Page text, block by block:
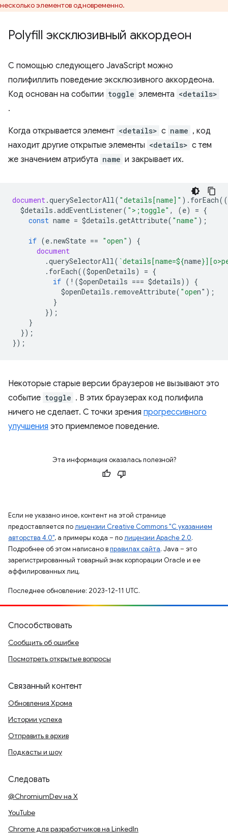
несколько элементов одновременно.
Polyfill эксклюзивный аккордеон
С помощью следующего JavaScript можно
полифиллить поведение эксклюзивного аккордеона.
Код основан на событии toggle элемента <details>
.
Когда открывается элемент <details> с name , код
находит другие открытые элементы <details> с тем
же значением атрибута name и закрывает их.
document.querySelectorAll( "details[name]" ). forEach((
$details .addEventListener( ">;toggle" , (e) = {
const name = $details .getAttribute( "name" );
if (e.newState == "open" )
{
document
.querySelectorAll( `details[name=${name}
. forEach(($openDetails) = {
if ( ! ($openDetails === $details))
{
$openDetails . removeAttribute( "open" );
}
});
}
});
});
Некоторые старые версии браузеров не вызывают это
событие toggle . В этих браузерах код полифила
ничего не сделает. С точки зрения прогрессивного
улучшения это приемлемое поведение.
Эта информация оказалась полезной?
Если не указано иное, контент на этой странице
предоставляется полицензии Creative Commons "С указанием
авторства 4.0", а примеры кода – полицензии Apache 2.0.
Подробнее об этом написано вправилах сайта. Java – это
зарегистрированный товарный знак корпорации Oracle и ее
аффилированных лиц.
Последнее обновление: 2023-12-11 UTC.
Способствовать
Сообщить об ошибке
Посмотреть открытые вопросы
Связанный контент
Обновления Хрома
Истории успеха
Отправить в архив
Подкасты и шоу
Следовать
@ChromiumDev на X
YouTube
Chrome для разработчиков на LinkedIn